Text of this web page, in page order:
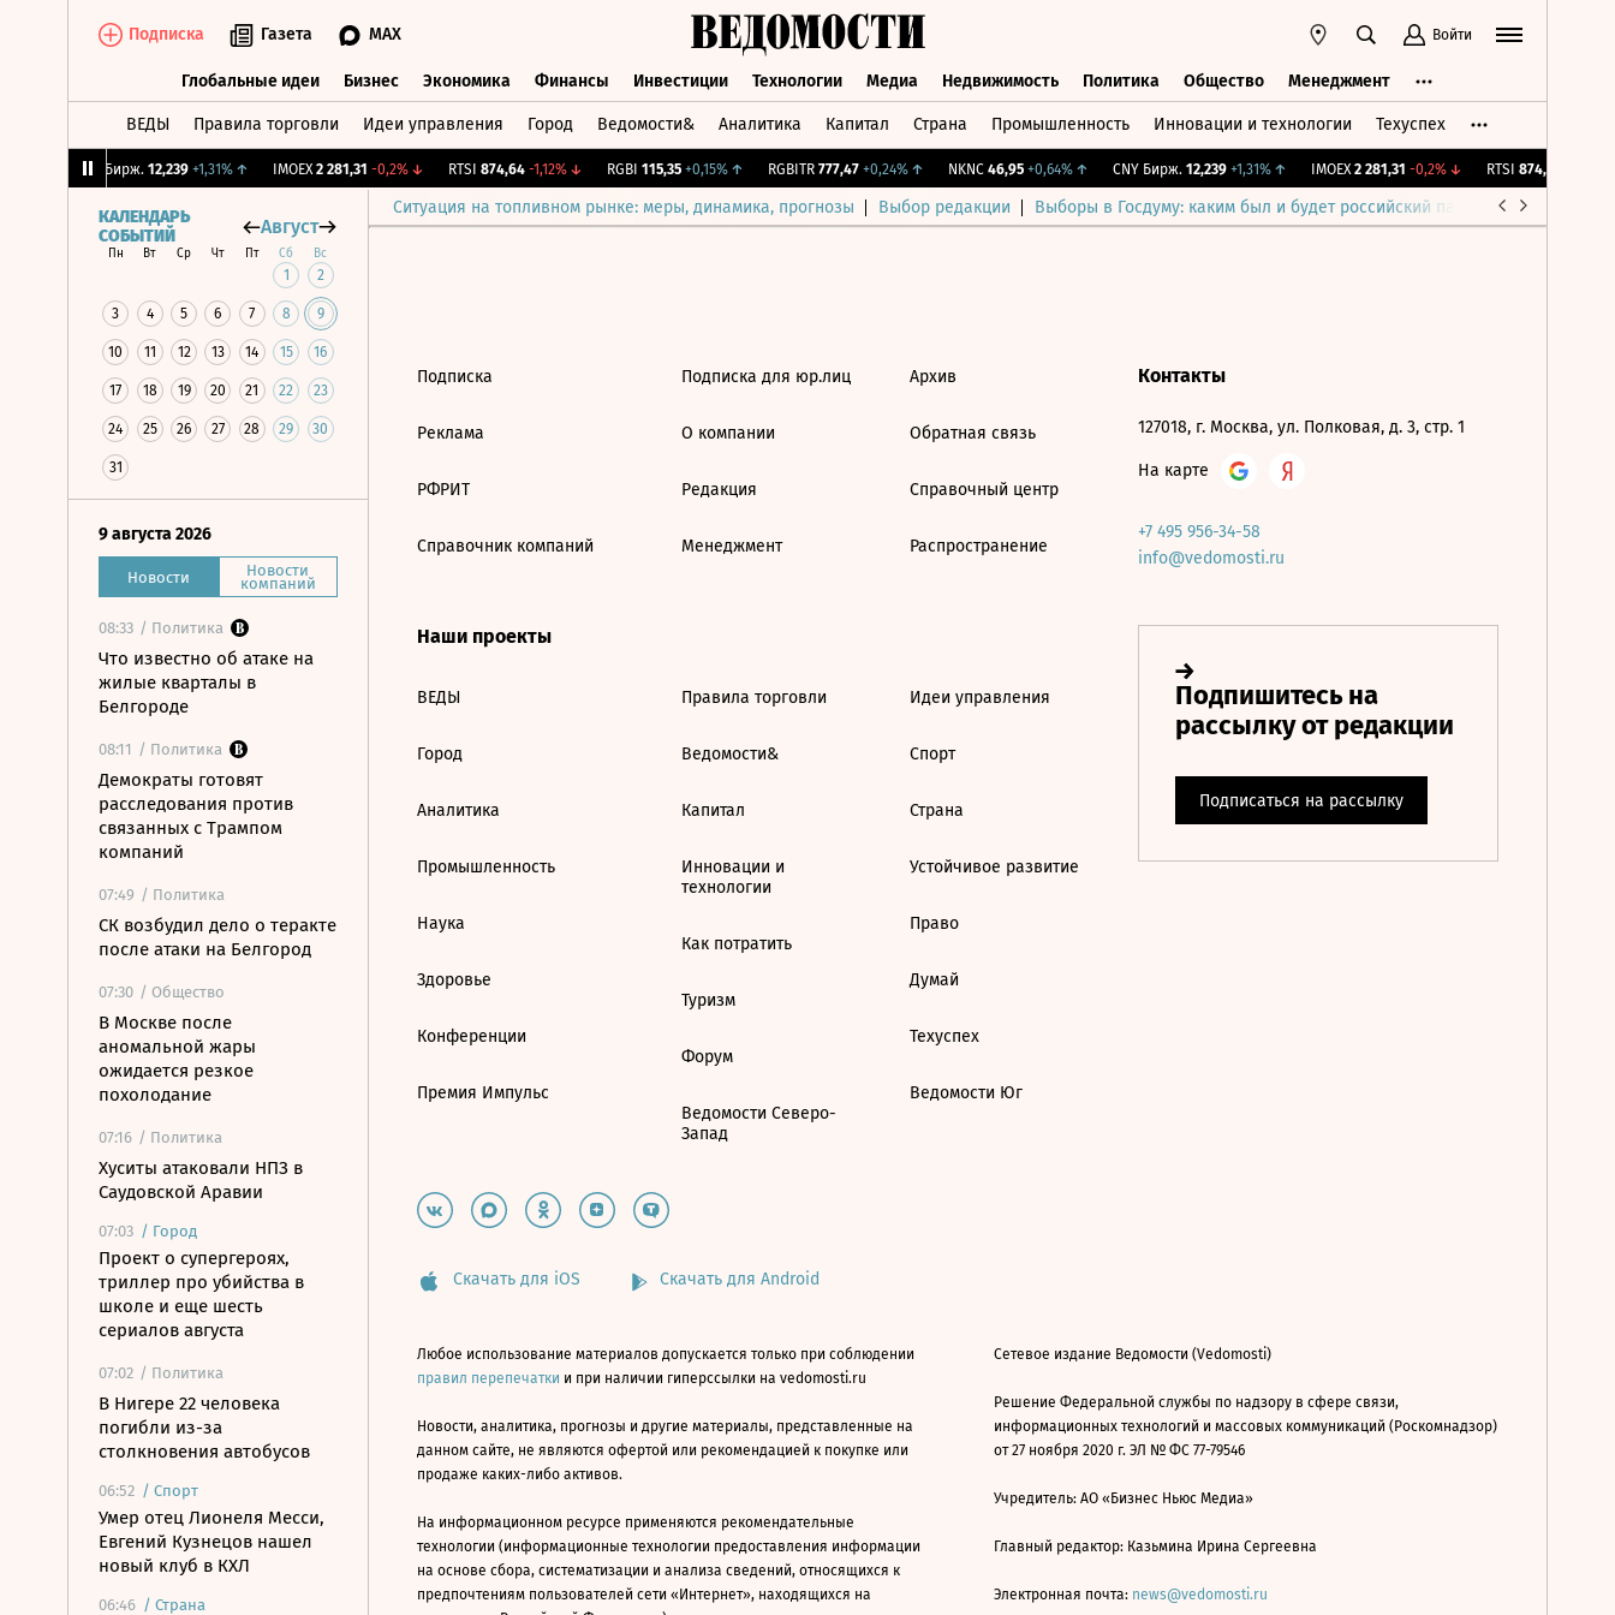
Подписка Газета MAX Войти
Глобальные идеи Бизнес Экономика Финансы Инвестиции Технологии Медиа Недвижимость Политика Общество Менеджмент
ВЕДЫ Правила торговли Идеи управления Город Ведомости& Аналитика Капитал Страна Промышленность Инновации и технологии Техуспех
CNY Бирж. 12,239 +1,31%↑ IMOEX 2 281,31 -0,2%↓ RTSI 874,64 -1,12%↓ RGBI 115,35 +0,15%↑ RGBITR 777,47 +0,24%↑ NKNC 46,95 +0,64%↑ CNY Бирж. 12,239 +1,31%↑ IMOEX 2 281,31 -0,2%↓ RTSI 874,64
Ситуация на топливном рынке: меры, динамика, прогнозы Выбор редакции Выборы в Госдуму: каким был и будет российский парламент
КАЛЕНДАРЬ
СОБЫТИЙ
Август
Пн Вт Ср Чт Пт Сб Вс
1 2
3 4 5 6 7 8 9
10 11 12 13 14 15 16
17 18 19 20 21 22 23
24 25 26 27 28 29 30
31
9 августа 2026
Новости Новости
компаний
08:33 / Политика
Что известно об атаке на
жилые кварталы в
Белгороде
08:11 / Политика
Демократы готовят
расследования против
связанных с Трампом
компаний
07:49 / Политика
СК возбудил дело о теракте
после атаки на Белгород
07:30 / Общество
В Москве после
аномальной жары
ожидается резкое
похолодание
07:16 / Политика
Хуситы атаковали НПЗ в
Саудовской Аравии
07:03 / Город
Проект о супергероях,
триллер про убийства в
школе и еще шесть
сериалов августа
07:02 / Политика
В Нигере 22 человека
погибли из-за
столкновения автобусов
06:52 / Спорт
Умер отец Лионеля Месси,
Евгений Кузнецов нашел
новый клуб в КХЛ
06:46 / Страна
Подписка
Реклама
РФРИТ
Справочник компаний
Подписка для юр.лиц
О компании
Редакция
Менеджмент
Архив
Обратная связь
Справочный центр
Распространение
Наши проекты
ВЕДЫ
Город
Аналитика
Промышленность
Наука
Здоровье
Конференции
Премия Импульс
Правила торговли
Ведомости&
Капитал
Инновации и
технологии
Как потратить
Туризм
Форум
Ведомости Северо-
Запад
Идеи управления
Спорт
Страна
Устойчивое развитие
Право
Думай
Техуспех
Ведомости Юг
Контакты
127018, г. Москва, ул. Полковая, д. 3, стр. 1
На карте
+7 495 956-34-58
info@vedomosti.ru
Скачать для iOS Скачать для Android
Любое использование материалов допускается только при соблюдении
правил перепечатки и при наличии гиперссылки на vedomosti.ru
Новости, аналитика, прогнозы и другие материалы, представленные на
данном сайте, не являются офертой или рекомендацией к покупке или
продаже каких-либо активов.
На информационном ресурсе применяются рекомендательные
технологии (информационные технологии предоставления информации
на основе сбора, систематизации и анализа сведений, относящихся к
предпочтениям пользователей сети «Интернет», находящихся на
Сетевое издание Ведомости (Vedomosti)
Решение Федеральной службы по надзору в сфере связи,
информационных технологий и массовых коммуникаций (Роскомнадзор)
от 27 ноября 2020 г. ЭЛ № ФС 77-79546
Учредитель: АО «Бизнес Ньюс Медиа»
Главный редактор: Казьмина Ирина Сергеевна
Электронная почта: news@vedomosti.ru